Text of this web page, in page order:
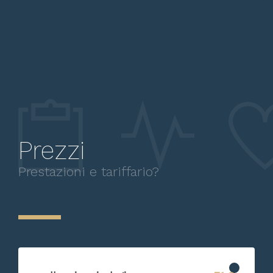
Prezzi
Prestazioni e tariffario?